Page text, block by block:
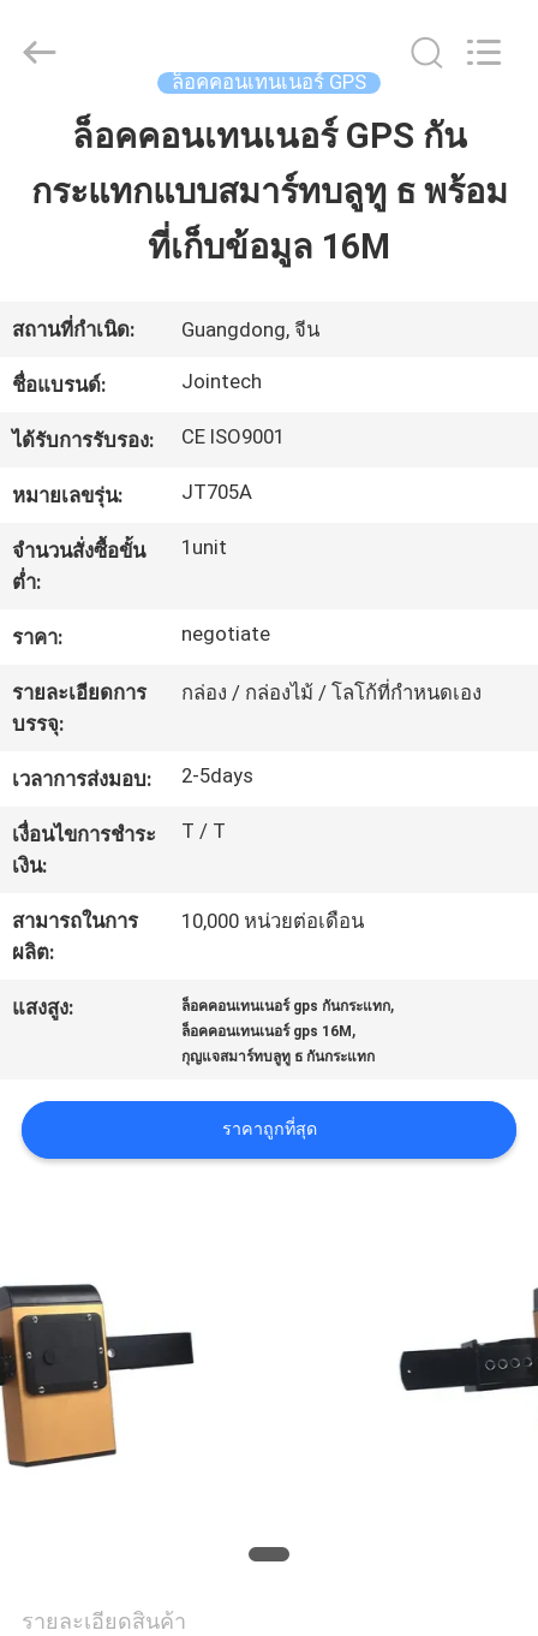
แสดง
VR
เกี่ยว
กับ
เรา
ทัวร์
โรงงาน
ควบคุม
คุณภาพ
ติดต่อ
เรา
ขอ
ใบ
แผนผัง
เว็บไซต์
Technology
ล็อคคอนเทนเนอร์ GPS
ล็อคคอนเทนเนอร์ GPS กัน
กระแทกแบบสมาร์ทบลูทู ธ พร้อม
ที่เก็บข้อมูล 16M
สถานที่กำเนิด: Guangdong, จีน
ชื่อแบรนด์: Jointech
ได้รับการรับรอง: CE ISO9001
หมายเลขรุ่น: JT705A
จำนวนสั่งซื้อขั้น
ต่ำ:
1unit
ราคา: negotiate
รายละเอียดการ
บรรจุ:
กล่อง / กล่องไม้ / โลโก้ที่กำหนดเอง
เวลาการส่งมอบ: 2-5days
เงื่อนไขการชำระ
เงิน:
T / T
สามารถในการ
ผลิต:
10,000 หน่วยต่อเดือน
แสงสูง: ล็อคคอนเทนเนอร์ gps กันกระแทก,
ล็อคคอนเทนเนอร์ gps 16M ,
กุญแจสมาร์ทบลูทู ธ กันกระแทก
ราคาถูกที่สุด
รายละเอียดสินค้า